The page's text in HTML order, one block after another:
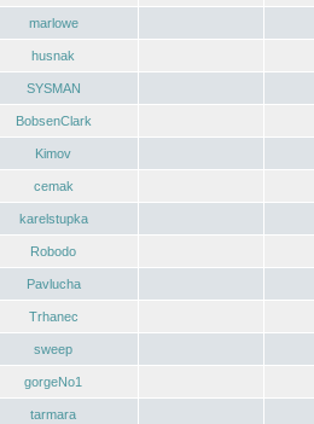
marlowe
husnak
SYSMAN
BobsenClark
Kimov
cemak
karelstupka
Robodo
Pavlucha
Trhanec
sweep
gorgeNo1
tarmara